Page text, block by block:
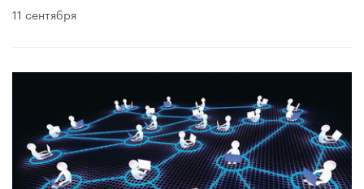
11 сентября